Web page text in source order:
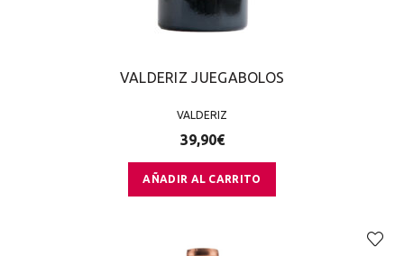
VALDERIZ JUEGABOLOS
VALDERIZ
39,90€
AÑADIR AL CARRITO